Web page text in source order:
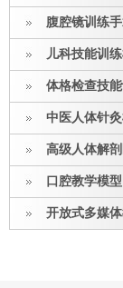
腹腔镜训练
儿科技能训
体格检查技
中医人体针
高级人体解
口腔教学模型
开放式多媒